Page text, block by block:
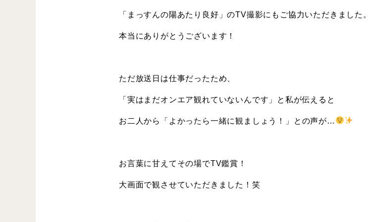
「まっすんの陽あたり良好」のTV撮影にもご協力いただきました。
本当にありがとうございます！
ただ放送日は仕事だったため、
「実はまだオンエア観れていないんです」と私が伝えると
お二人から「よかったら一緒に観ましょう！」との声が…
お言葉に甘えてその場でTV鑑賞！
大画面で観させていただきました！笑